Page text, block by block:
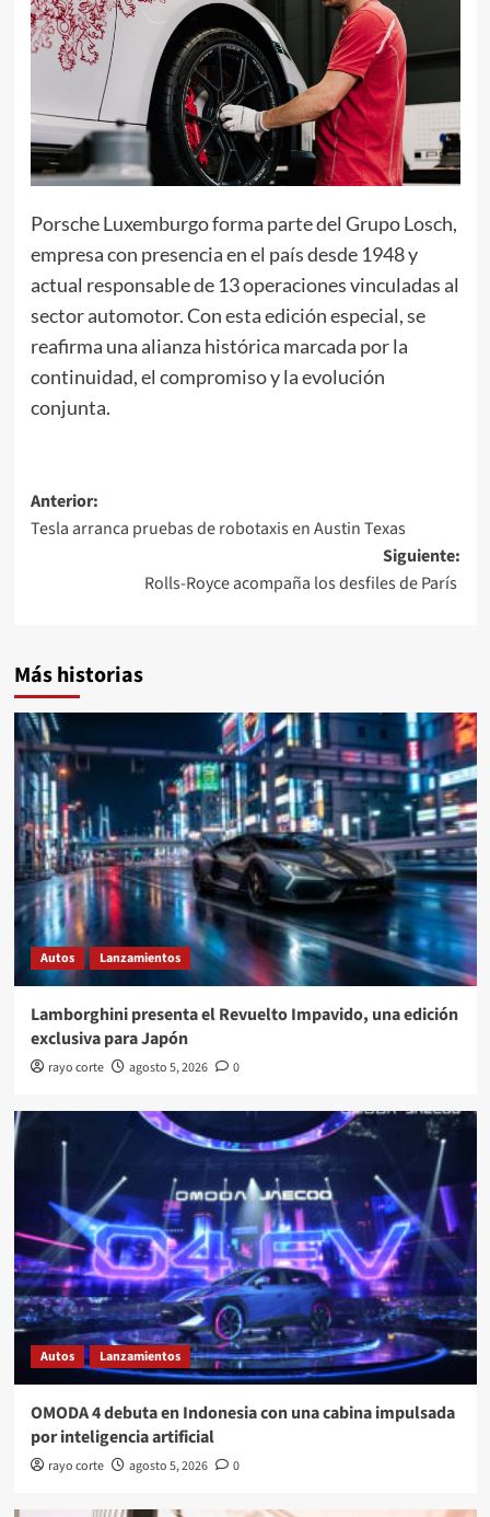
Porsche Luxemburgo forma parte del Grupo Losch,
empresa con presencia en el país desde 1948 y
actual responsable de 13 operaciones vinculadas al
sector automotor. Con esta edición especial, se
reafirma una alianza histórica marcada por la
continuidad, el compromiso y la evolución
conjunta.
Navegación
de
entradas
Anterior:
Tesla arranca pruebas de robotaxis en Austin Texas
Siguiente:
Rolls-Royce acompaña los desfiles de París
Más historias
Autos Lanzamientos
Lamborghini presenta el Revuelto Impavido, una edición
exclusiva para Japón
rayo corte agosto 5, 2026 0
Autos Lanzamientos
OMODA 4 debuta en Indonesia con una cabina impulsada
por inteligencia artificial
rayo corte agosto 5, 2026 0